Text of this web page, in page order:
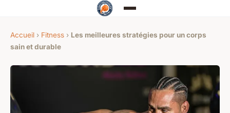
Accueil › Fitness › Les meilleures stratégies pour un corps
sain et durable